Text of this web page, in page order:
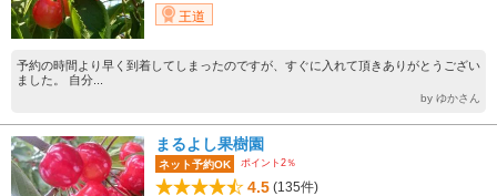
王道
予約の時間より早く到着してしまったのですが、すぐに入れて頂きありがとうござい
ました。 自分...
by ゆかさん
まるよし果樹園
ネット予約OK ポイント2％
4.5 (135件)